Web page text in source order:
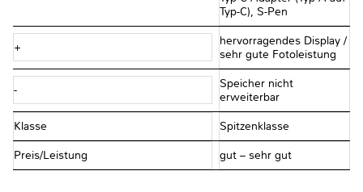
Typ-C), S-Pen
+
hervorragendes Display /
sehr gute Fotoleistung
-
Speicher nicht
erweiterbar
Klasse Spitzenklasse
Preis/Leistung gut – sehr gut